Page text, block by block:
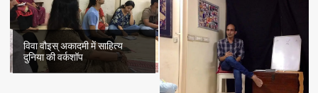
विवा वौइस् अकादमी में साहित्य
दुनिया की वर्कशॉप